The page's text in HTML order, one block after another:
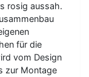
rosig aussah.
für die
vom Design
zur Montage